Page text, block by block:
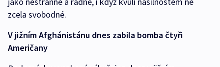
zcela svobodné.
V jižním Afghánistánu dnes zabila bomba čtyři
Američany